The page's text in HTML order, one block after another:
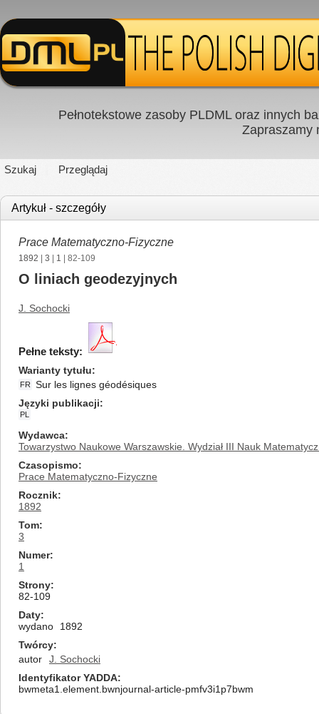
Pełnotekstowe zasoby PLDML oraz innych
Zapraszamy
Szukaj Przeglądaj
Artykuł - szczegóły
Prace Matematyczno-Fizyczne
1892 3 1 | 82-109
O liniach geodezyjnych
J. Sochocki
Pełne teksty:
Warianty tytułu
FR
Sur les lignes géodésiques
Języki publikacji
PL
Wydawca
Towarzystwo Naukowe Warszawskie. Wydział III Nauk
Czasopismo
Prace Matematyczno-Fizyczne
Rocznik
1892
Tom
3
Numer
1
Strony
82-109
Daty
wydano
1892
Twórcy
autor
J. Sochocki
Identyfikator YADDA
bwmeta1.element.bwnjournal-article-pmfv3i1p7bwm